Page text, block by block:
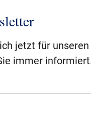
jetzt für
immer